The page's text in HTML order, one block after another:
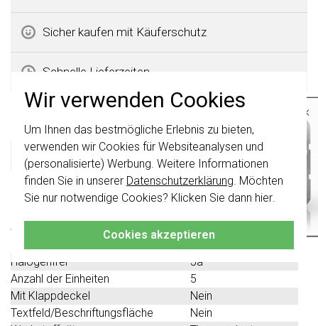
Wir verwenden Cookies
Um Ihnen das bestmögliche Erlebnis zu bieten,
verwenden wir Cookies für Websiteanalysen und
(personalisierte) Werbung. Weitere Informationen
finden Sie in unserer Datenschutzerklärung. Möchten
Sie nur notwendige Cookies? Klicken Sie dann hier.
Cookies akzeptieren
Sicher kaufen mit Käuferschutz
Schnelle Lieferzeiten
Produktbeschreibung
Gira 021524 Datenblatt
Technische Spezifikationen
Spezifikation
Halogenfrei
Ja
Anzahl der Einheiten
5
Mit Klappdeckel
Nein
Textfeld/Beschriftungsfläche
Nein
×
Wichtig: Gira Schalter und
Schalterwippen wurden erneuert. Sie sind
2024 kombinierbar.
Klicken Sie hier
für weitere Informationen,
damit Sie immer das Richtige bestellen.